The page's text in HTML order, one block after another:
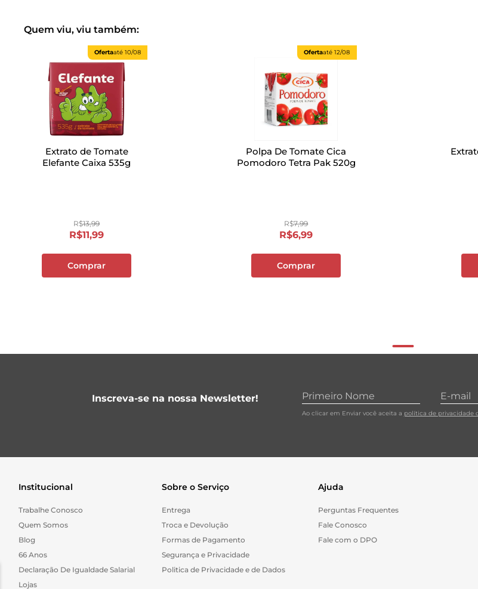
Quem viu, viu também:
Ofertaaté 10/08
Extrato de Tomate
Elefante Caixa 535g
R$13,99
R$11,99
Comprar
Ofertaaté12/08
Polpa De Tomate Cica
Pomodoro Tetra Pak 520g
R$7,99
R$6,99
Comprar
Inscreva-se na nossa Newsletter!
Ao clicar em Enviar você aceita a política de privacidade
Institucional
Trabalhe Conosco
Quem Somos
Blog
66 Anos
Declaração De Igualdade Salarial
Lojas
Sobre o Serviço
Entrega
Troca e Devolução
Formas de Pagamento
Segurança e Privacidade
Politica de Privacidade e de Dados
Ajuda
Perguntas Frequentes
Fale Conosco
Fale com o DPO